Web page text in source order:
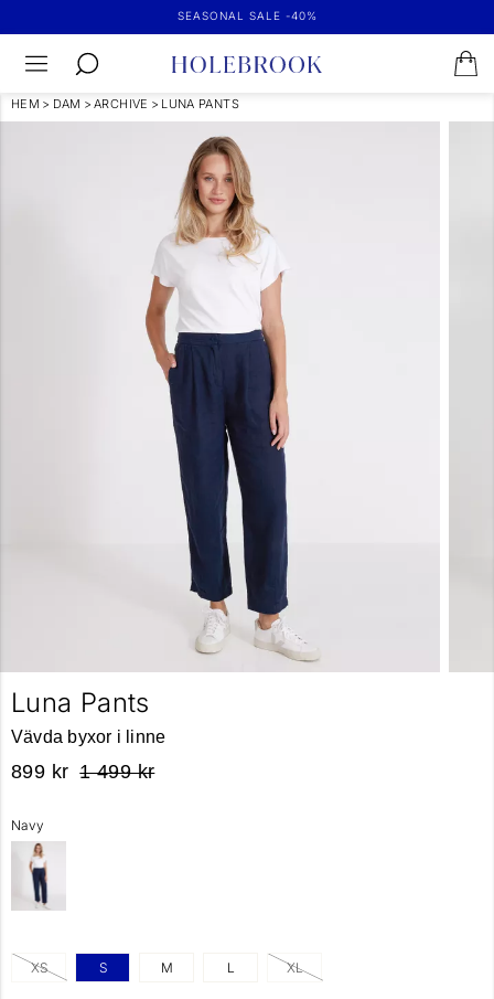
SEASONAL SALE -40%
HEM > DAM > ARCHIVE > LUNA PANTS
Luna Pants
Vävda byxor i linne
899 kr 1 499 kr
Navy
XS S M L XL